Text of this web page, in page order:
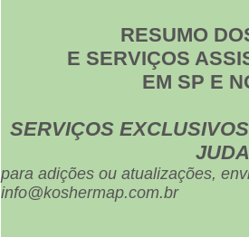
RESUMO
E SERVIÇOS
EM SP E
SERVIÇOS
para adições ou atualizações,
info@koshermap.com.br